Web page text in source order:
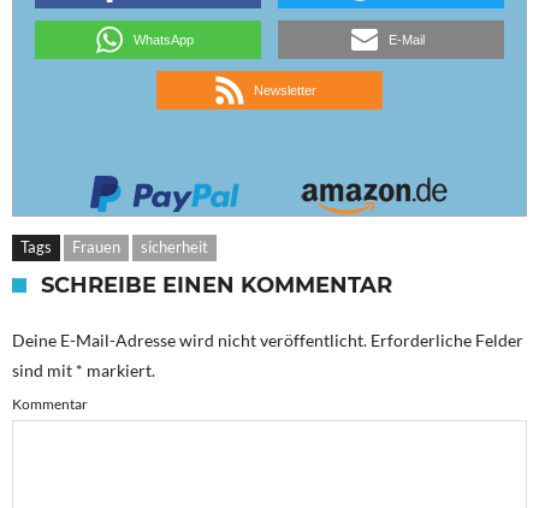
WhatsApp E-Mail
Newsletter
Tags Frauen sicherheit
SCHREIBE EINEN KOMMENTAR
Deine E-Mail-Adresse wird nicht veröffentlicht. Erforderliche Felder
sind mit * markiert.
Kommentar